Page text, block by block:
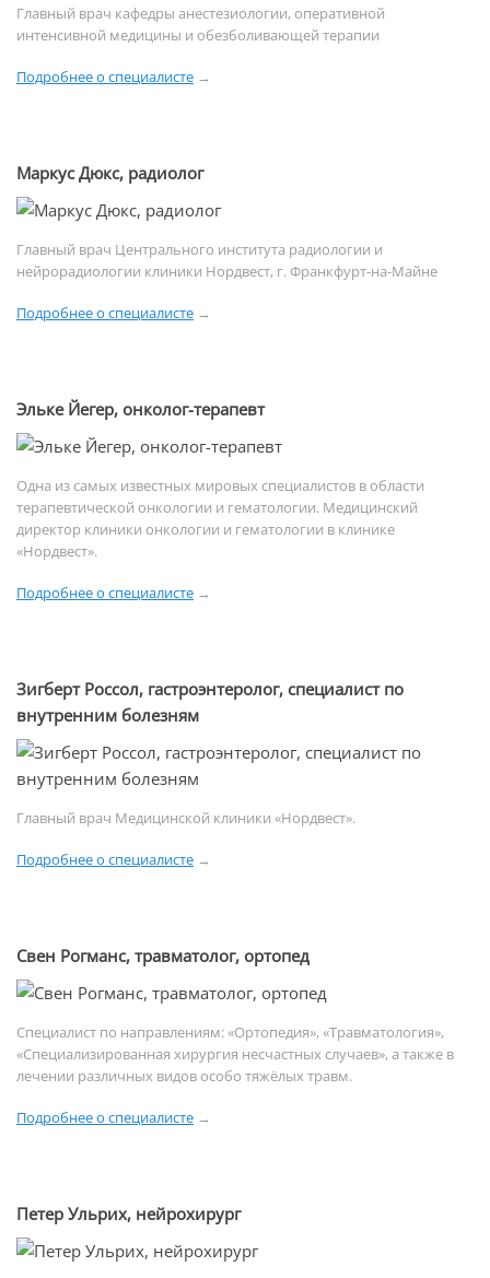
Главный врач кафедры анестезиологии, оперативной
интенсивной медицины и обезболивающей терапии
Подробнее о специалисте →
Маркус Дюкс, радиолог
Главный врач Центрального института радиологии и
нейрорадиологии клиники Нордвест, г. Франкфурт-на-Майне
Подробнее о специалисте →
Эльке Йегер, онколог-терапевт
Одна из самых известных мировых специалистов в области
терапевтической онкологии и гематологии. Медицинский
директор клиники онкологии и гематологии в клинике
«Нордвест».
Подробнее о специалисте →
Зигберт Россол, гастроэнтеролог, специалист по
внутренним болезням
Главный врач Медицинской клиники «Нордвест».
Подробнее о специалисте →
Свен Рогманс, травматолог, ортопед
Специалист по направлениям: «Ортопедия», «Травматология»,
«Специализированная хирургия несчастных случаев», а также в
лечении различных видов особо тяжёлых травм.
Подробнее о специалисте →
Петер Ульрих, нейрохирург